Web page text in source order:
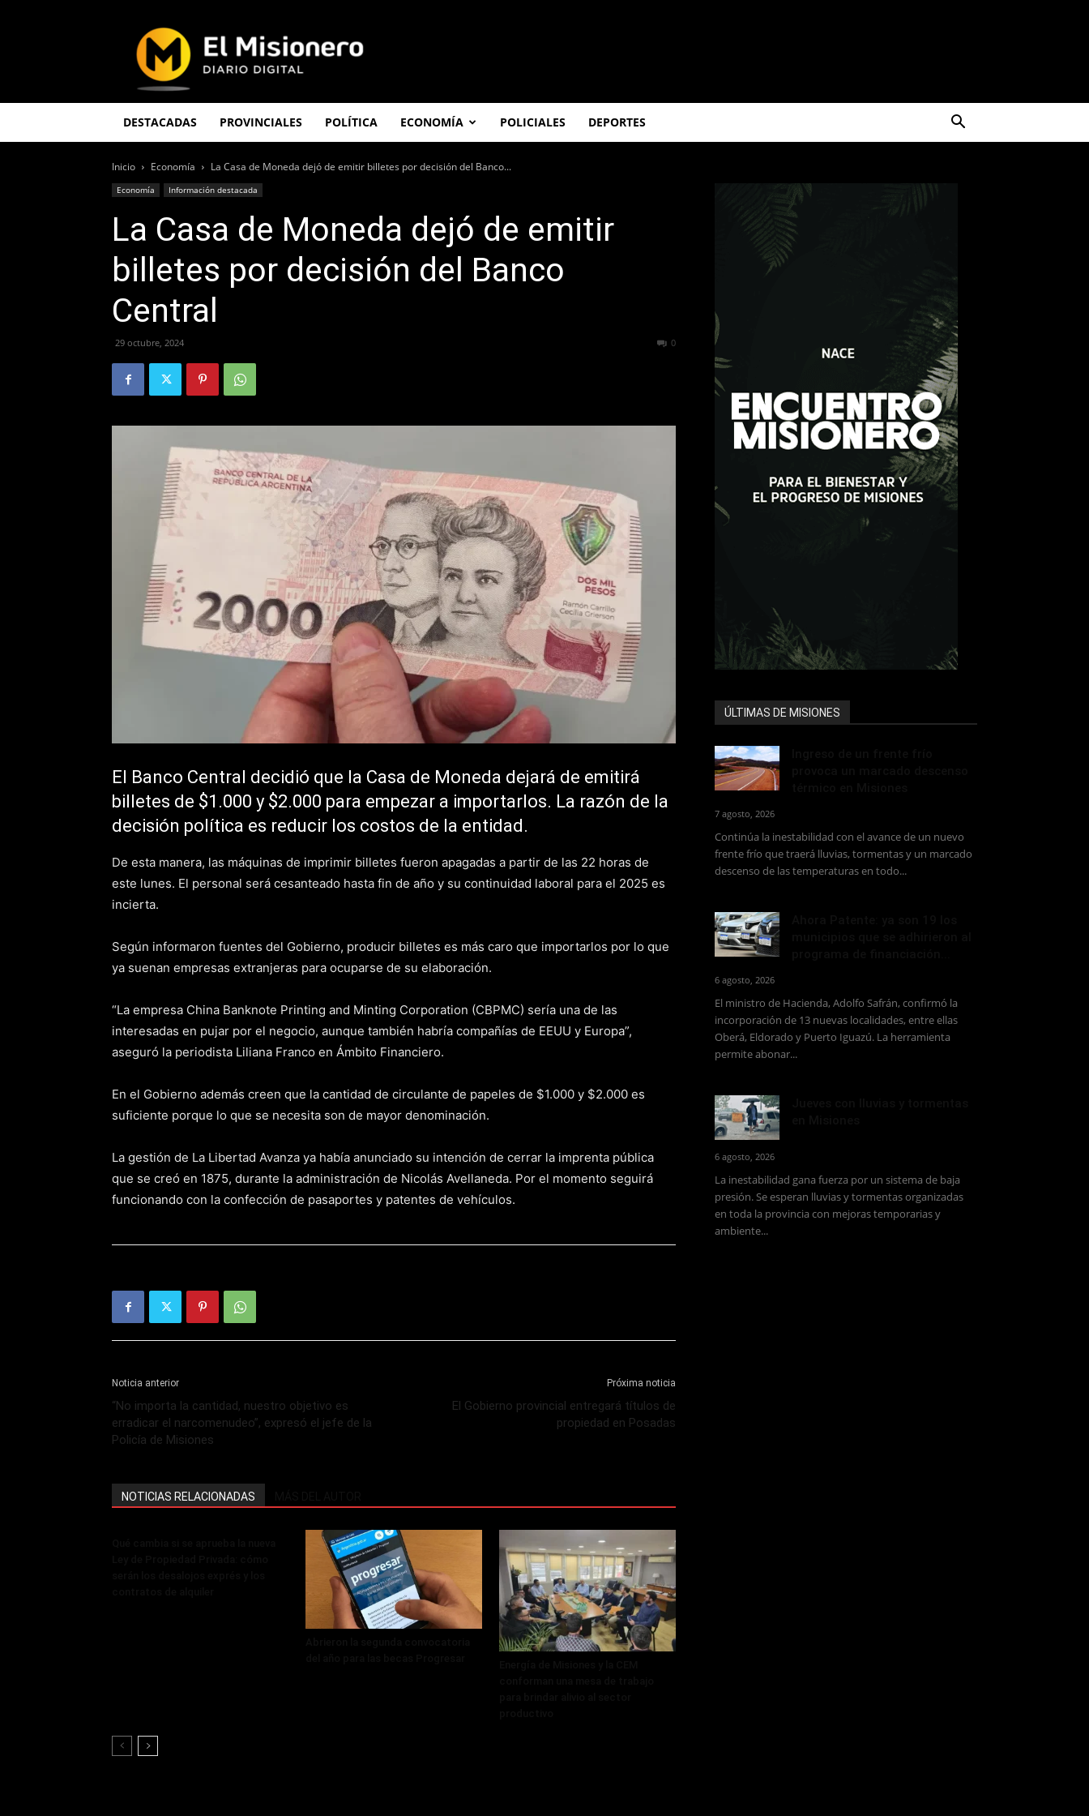
Misionero
DESTACADAS PROVINCIALES POLÍTICA ECONOMÍA POLICIALES DEPORTES
Inicio Economía La Casa de Moneda dejó de emitir billetes por decisión del Banco...
Economía Información destacada
La Casa de Moneda dejó de emitir
billetes por decisión del Banco
Central
29 octubre, 2024 0
El Banco Central decidió que la Casa de Moneda dejará de emitirá
billetes de $1.000 y $2.000 para empezar a importarlos. La razón de la
decisión política es reducir los costos de la entidad.
De esta manera, las máquinas de imprimir billetes fueron apagadas a partir de las 22 horas de
este lunes. El personal será cesanteado hasta fin de año y su continuidad laboral para el 2025 es
incierta.
Según informaron fuentes del Gobierno, producir billetes es más caro que importarlos por lo que
ya suenan empresas extranjeras para ocuparse de su elaboración.
“La empresa China Banknote Printing and Minting Corporation (CBPMC) sería una de las
interesadas en pujar por el negocio, aunque también habría compañías de EEUU y Europa”,
aseguró la periodista Liliana Franco en Ámbito Financiero.
En el Gobierno además creen que la cantidad de circulante de papeles de $1.000 y $2.000 es
suficiente porque lo que se necesita son de mayor denominación.
La gestión de La Libertad Avanza ya había anunciado su intención de cerrar la imprenta pública
que se creó en 1875, durante la administración de Nicolás Avellaneda. Por el momento seguirá
funcionando con la confección de pasaportes y patentes de vehículos.
Noticia anterior
“No importa la cantidad, nuestro objetivo es
erradicar el narcomenudeo”, expresó el jefe de la
Policía de Misiones
Próxima noticia
El Gobierno provincial entregará títulos de
propiedad en Posadas
NOTICIAS RELACIONADAS
ÚLTIMAS DE MISIONES
7 agosto, 2026
Continúa la inestabilidad con el avance de un nuevo
frente frío que traerá lluvias, tormentas y un marcado
descenso de las temperaturas en todo...
6 agosto, 2026
El ministro de Hacienda, Adolfo Safrán, confirmó la
incorporación de 13 nuevas localidades, entre ellas
Oberá, Eldorado y Puerto Iguazú. La herramienta
permite abonar...
6 agosto, 2026
La inestabilidad gana fuerza por un sistema de baja
presión. Se esperan lluvias y tormentas organizadas
en toda la provincia con mejoras temporarias y
ambiente...